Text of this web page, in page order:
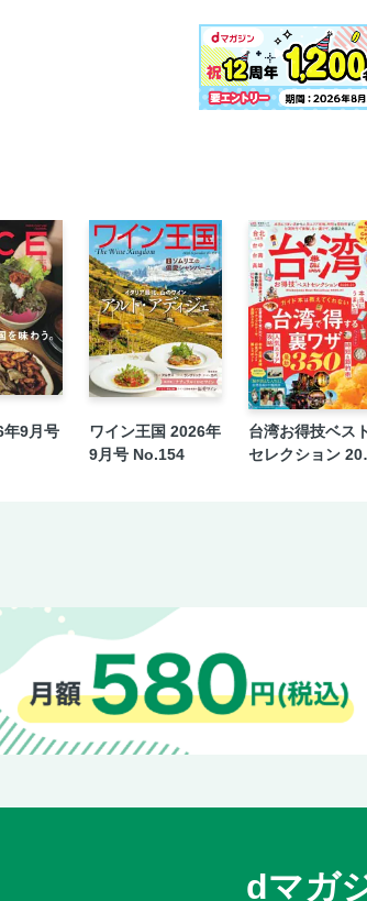
年9月号
ワイン王国 2026年
9月号 No.154
台湾お得技ベス
セレクション
dマガ